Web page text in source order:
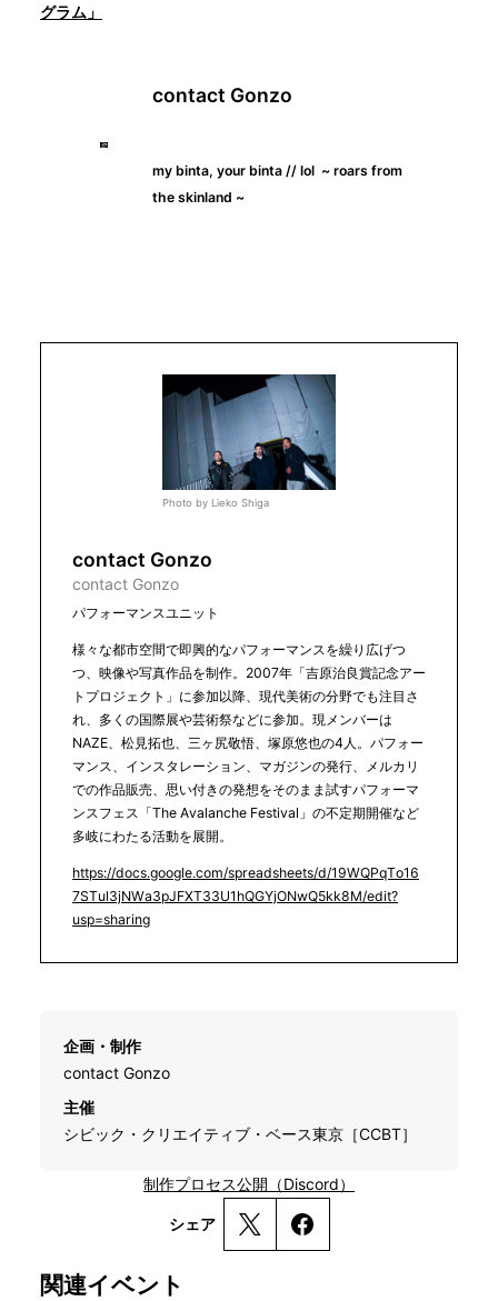
グラム」
contact Gonzo
my binta, your binta // lol ~ roars from
the skinland ~
Photo by Lieko Shiga
contact Gonzo
contact Gonzo
パフォーマンスユニット
様々な都市空間で即興的なパフォーマンスを繰り広げつ
つ、映像や写真作品を制作。2007年「吉原治良賞記念アー
トプロジェクト」に参加以降、現代美術の分野でも注目さ
れ、多くの国際展や芸術祭などに参加。現メンバーは
NAZE、松見拓也、三ヶ尻敬悟、塚原悠也の4人。パフォー
マンス、インスタレーション、マガジンの発行、メルカリ
での作品販売、思い付きの発想をそのまま試すパフォーマ
ンスフェス「The Avalanche Festival」の不定期開催など
多岐にわたる活動を展開。
https://docs.google.com/spreadsheets/d/19WQPqTo16
7STul3jNWa3pJFXT33U1hQGYjONwQ5kk8M/edit?
usp=sharing
企画・制作
contact Gonzo
主催
シビック・クリエイティブ・ベース東京［CCBT］
制作プロセス公開（Discord）
シェア
関連イベント